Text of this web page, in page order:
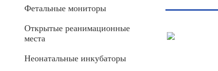
Фетальные мониторы
Открытые реанимационные
места
Неонатальные инкубаторы